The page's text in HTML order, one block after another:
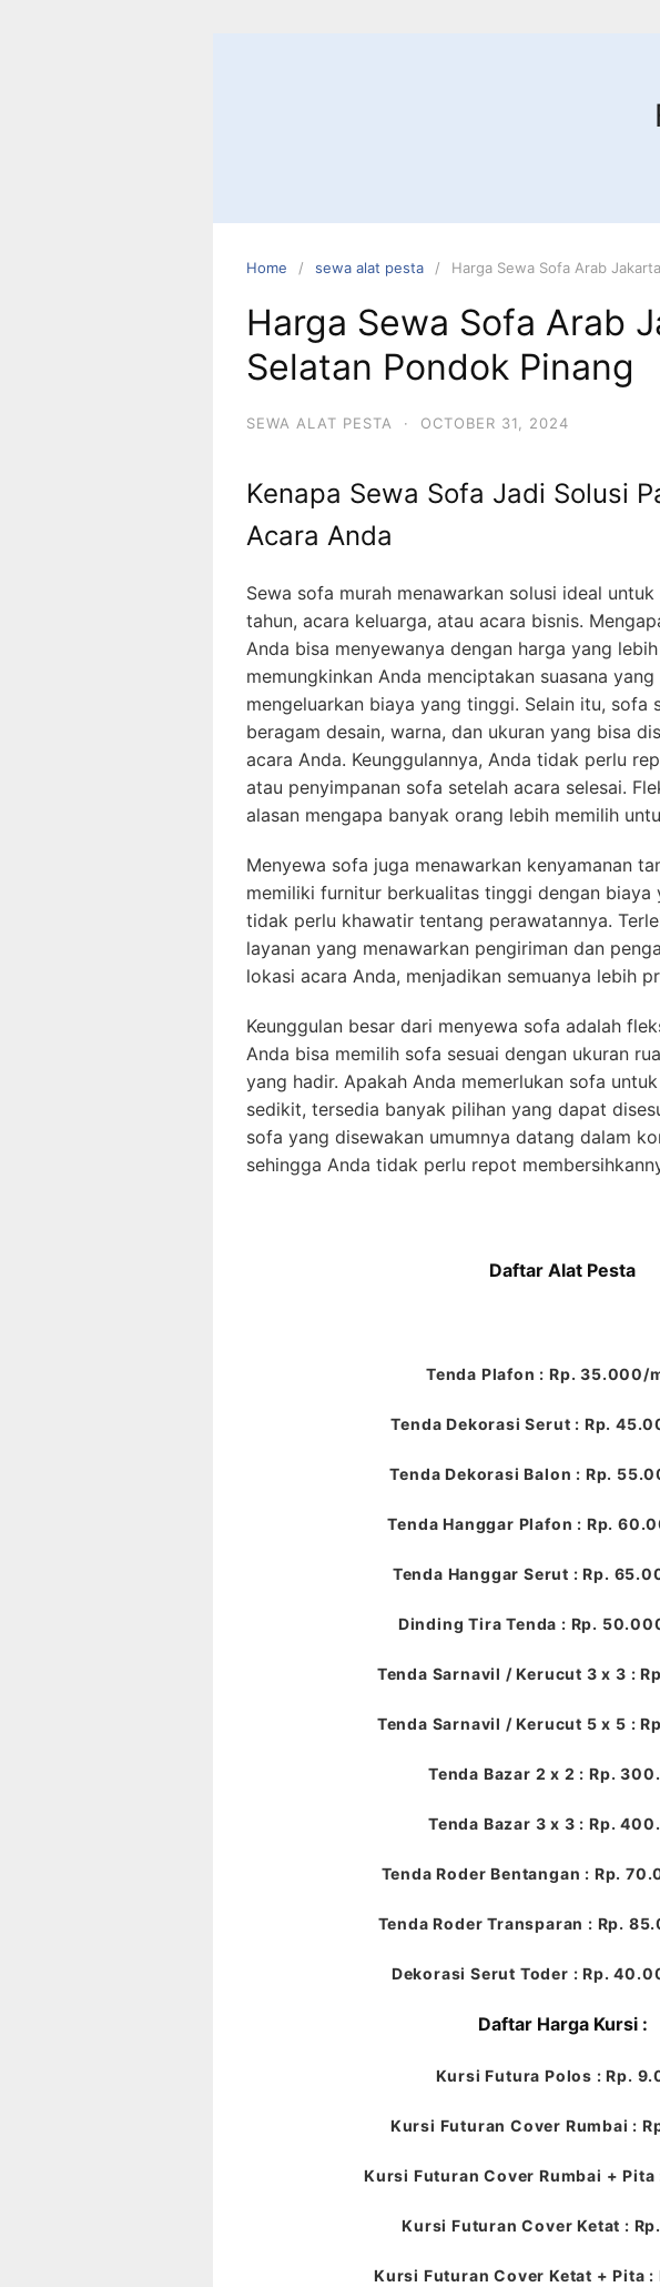
Home sewa alat pesta Harga Sewa Sofa Arab
Harga Sewa Sofa Arab
Selatan Pondok Pinang
SEWA ALAT PESTA · OCTOBER 31, 2024
Kenapa Sewa Sofa Jadi Solusi
Acara Anda
Sewa sofa murah menawarkan solusi ideal
tahun, acara keluarga, atau acara bisnis.
Anda bisa menyewanya dengan harga yang
memungkinkan Anda menciptakan suasana
mengeluarkan biaya yang tinggi. Selain itu, sofa
beragam desain, warna, dan ukuran yang bisa
acara Anda. Keunggulannya, Anda tidak perlu
atau penyimpanan sofa setelah acara selesai.
alasan mengapa banyak orang lebih memilih
Menyewa sofa juga menawarkan kenyamanan
memiliki furnitur berkualitas tinggi dengan biaya
tidak perlu khawatir tentang perawatannya.
layanan yang menawarkan pengiriman dan
lokasi acara Anda, menjadikan semuanya lebih
Keunggulan besar dari menyewa sofa adalah
Anda bisa memilih sofa sesuai dengan ukuran
yang hadir. Apakah Anda memerlukan sofa
sedikit, tersedia banyak pilihan yang dapat
sofa yang disewakan umumnya datang dalam
sehingga Anda tidak perlu repot
Daftar Alat Pesta
Tenda Plafon : Rp. 35.000/
Tenda Dekorasi Serut : Rp.
Tenda Dekorasi Balon : Rp.
Tenda Hanggar Plafon : Rp.
Tenda Hanggar Serut : Rp.
Dinding Tira Tenda : Rp.
Tenda Sarnavil / Kerucut 3 x 3 :
Tenda Sarnavil / Kerucut 5 x 5 :
Tenda Bazar 2 x 2 : Rp.
Tenda Bazar 3 x 3 : Rp.
Tenda Roder Bentangan : Rp.
Tenda Roder Transparan : Rp.
Dekorasi Serut Toder : Rp.
Daftar Harga Kursi :
Kursi Futura Polos : Rp.
Kursi Futuran Cover Rumbai :
Kursi Futuran Cover Rumbai + Pita
Kursi Futuran Cover Ketat :
Kursi Futuran Cover Ketat + Pita :